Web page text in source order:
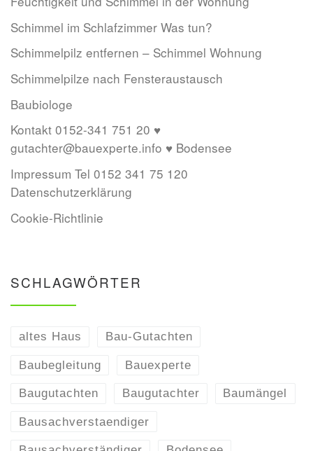
Schimmel im Schlafzimmer Was tun?
Schimmelpilz entfernen – Schimmel Wohnung
Schimmelpilze nach Fensteraustausch
Baubiologe
Kontakt 0152-341 751 20 ♥
gutachter@bauexperte.info ♥ Bodensee
Impressum Tel 0152 341 75 120
Datenschutzerklärung
Cookie-Richtlinie
SCHLAGWÖRTER
altes Haus Bau-Gutachten
Baubegleitung Bauexperte
Baugutachten Baugutachter Baumängel
Bausachverstaendiger